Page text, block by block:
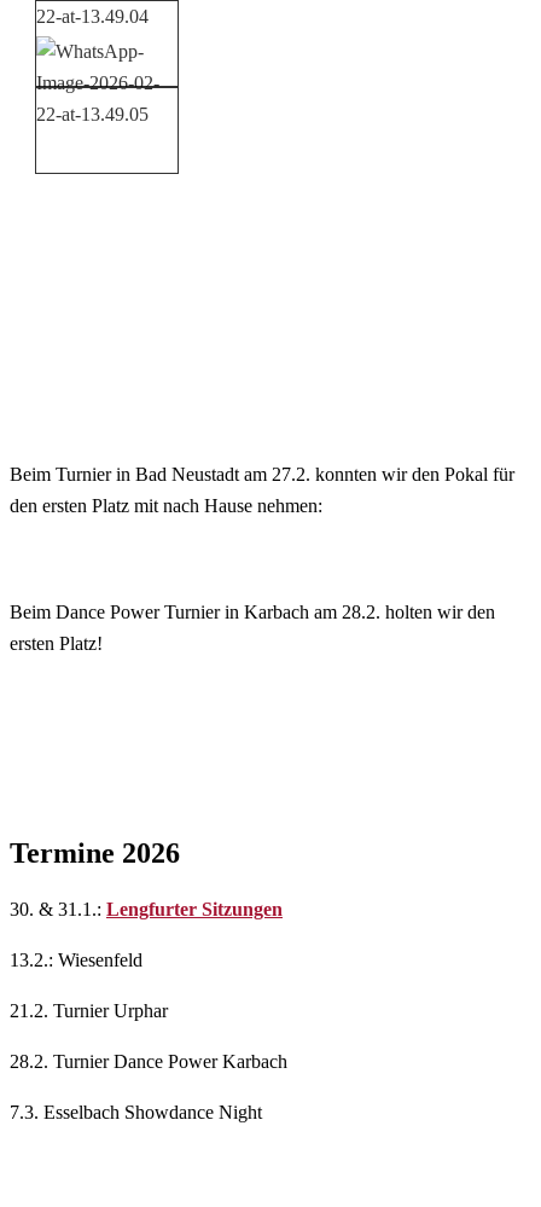
Beim Turnier in Bad Neustadt am 27.2. konnten wir den Pokal für
den ersten Platz mit nach Hause nehmen:
Beim Dance Power Turnier in Karbach am 28.2. holten wir den
ersten Platz!
Termine 2026
30. & 31.1.: Lengfurter Sitzungen
13.2.: Wiesenfeld
21.2. Turnier Urphar
28.2. Turnier Dance Power Karbach
7.3. Esselbach Showdance Night